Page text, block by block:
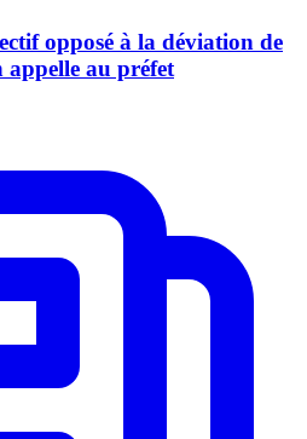
opposé à la déviation de
appelle au préfet